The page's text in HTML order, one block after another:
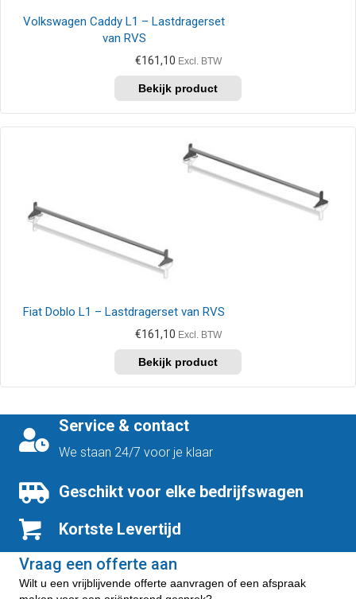
Volkswagen Caddy L1 – Lastdragerset
van RVS
€161,10 Excl. BTW
Fiat Doblo L1 – Lastdragerset van RVS
€161,10 Excl. BTW
Service & contact
We staan 24/7 voor je klaar
Geschikt voor elke bedrijfswagen
Kortste Levertijd
Vraag een offerte aan
Wilt u een vrijblijvende offerte aanvragen of een afspraak